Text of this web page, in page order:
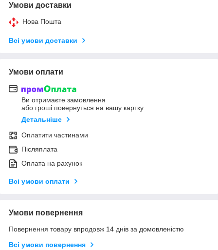
Умови доставки
Нова Пошта
Всі умови доставки
Умови оплати
Ви отримаєте замовлення
або гроші повернуться на вашу картку
Детальніше
Оплатити частинами
Післяплата
Оплата на рахунок
Всі умови оплати
Умови повернення
Повернення товару впродовж 14 днів за домовленістю
Всі умови повернення